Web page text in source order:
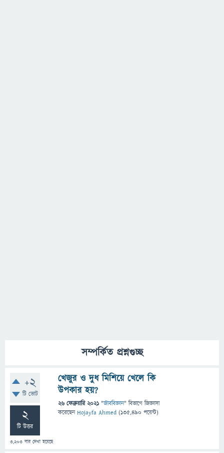
সম্পর্কিত প্রশ্নগুচ্ছ
+2
টি ভোট
2
টি উত্তর
3,203 বার দেখা হয়েছে
খেজুর ও দুধ মিশিয়ে খেলে কি
উপকার হয়?
26 ফেব্রুয়ারি 2021 "জীববিজ্ঞান" বিভাগে জিজ্ঞাসা
করেছেনHojayfa Ahmed (135,490 পয়েন্ট)